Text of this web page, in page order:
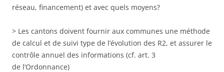
réseau, financement) et avec quels moyens?
> Les cantons doivent fournir aux communes une méthode
de calcul et de suivi type de l’évolution des R2, et assurer le
contrôle annuel des informations (cf. art. 3
de l’Ordonnance)